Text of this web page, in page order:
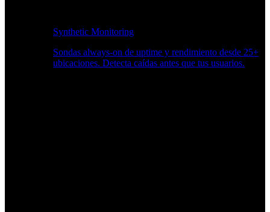
Synthetic Monitoring
Sondas always-on de uptime y rendimiento desde 25+
ubicaciones. Detecta caídas antes que tus usuarios.